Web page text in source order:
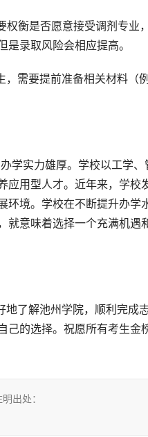
权衡是否愿意接受调剂专业
录取风险会相应提高。
，需要提前准备相关材料（
应用型人才。近年来，学校
环境。学校在不断提升办学
就意味着选择一个充满机遇
己的选择。祝愿所有考生金
出处：